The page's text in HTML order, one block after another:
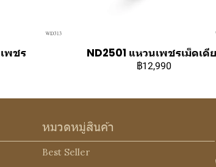
พชร ND2501 แหวนเพชรเม็ดเดี
฿12,990
หมวดหมู่สินค้า
Best Seller